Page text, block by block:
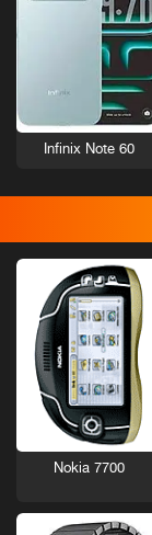
Infinix Note 60
Nokia 7700